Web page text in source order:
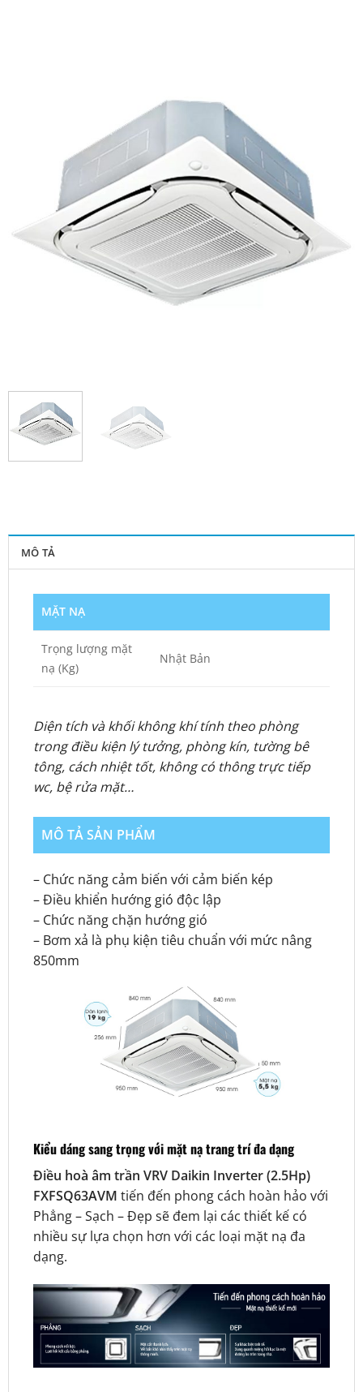
MÔ TẢ
MẶT NẠ
Trọng lượng mặt
nạ (Kg)
Nhật Bản
Diện tích và khối không khí tính theo phòng
trong điều kiện lý tưởng, phòng kín, tường bê
tông, cách nhiệt tốt, không có thông trực tiếp
wc, bệ rửa mặt…
MÔ TẢ SẢN PHẨM
– Chức năng cảm biến với cảm biến kép
– Điều khiển hướng gió độc lập
– Chức năng chặn hướng gió
– Bơm xả là phụ kiện tiêu chuẩn với mức nâng
850mm
Kiểu dáng sang trọng với mặt nạ trang trí đa dạng
Điều hoà âm trần VRV Daikin Inverter (2.5Hp)
FXFSQ63AVM tiến đến phong cách hoàn hảo với
Phẳng – Sạch – Đẹp sẽ đem lại các thiết kế có
nhiều sự lựa chọn hơn với các loại mặt nạ đa
dạng.